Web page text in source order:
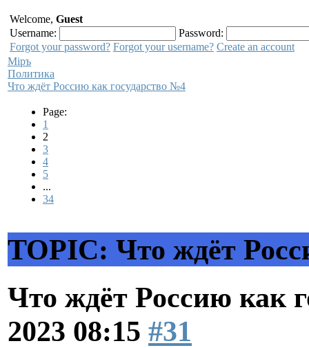
Welcome, Guest
Username:
Password:
Forgot your password? Forgot your username? Create an account
Мiръ
Политика
Что ждёт Россию как государство №4
Page:
1
2
3
4
5
...
34
TOPIC: Что ждёт
Что ждёт Россию как
2023 08:15 #31